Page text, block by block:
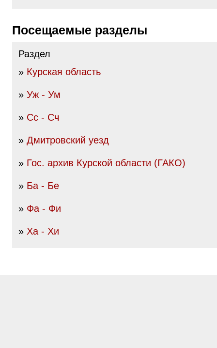
Посещаемые разделы
Раздел
» Курская область
» Уж - Ум
» Сс - Сч
» Дмитровский уезд
» Гос. архив Курской области (ГАКО)
» Ба - Бе
» Фа - Фи
» Ха - Хи